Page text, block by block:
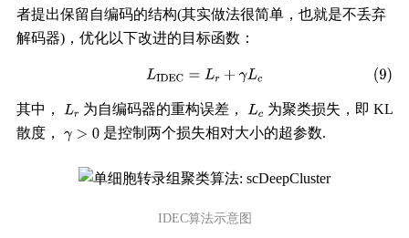
者提出保留自编码的结构(其实做法很简单，也就是不丢弃
解码器)，优化以下改进的目标函数：
其中， 为自编码器的重构误差，
为聚类损失，即 KL
散度，
是控制两个损失相对大小的超参数.
IDEC算法示意图